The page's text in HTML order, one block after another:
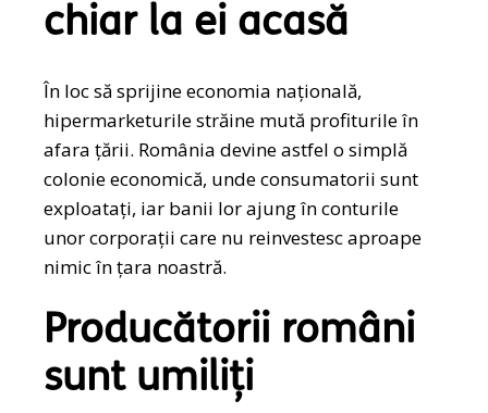
chiar la ei acasă
În loc să sprijine economia națională,
hipermarketurile străine mută profiturile în
afara țării. România devine astfel o simplă
colonie economică, unde consumatorii sunt
exploatați, iar banii lor ajung în conturile
unor corporații care nu reinvestesc aproape
nimic în țara noastră.
Producătorii români
sunt umiliți